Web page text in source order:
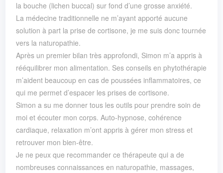
la bouche (lichen buccal) sur fond d’une grosse anxiété.
La médecine traditionnelle ne m’ayant apporté aucune
solution à part la prise de cortisone, je me suis donc tournée
vers la naturopathie.
Après un premier bilan très approfondi, Simon m’a appris à
rééquilibrer mon alimentation. Ses conseils en phytothérapie
m’aident beaucoup en cas de poussées inflammatoires, ce
qui me permet d’espacer les prises de cortisone.
Simon a su me donner tous les outils pour prendre soin de
moi et écouter mon corps. Auto-hypnose, cohérence
cardiaque, relaxation m’ont appris à gérer mon stress et
retrouver mon bien-être.
Je ne peux que recommander ce thérapeute qui a de
nombreuses connaissances en naturopathie, massages,